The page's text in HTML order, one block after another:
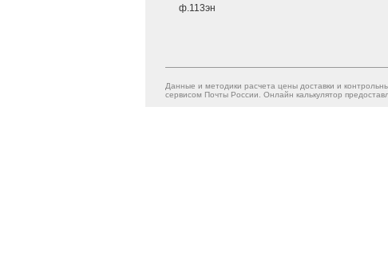
ф.113эн
Данные и методики расчета цены доставки и
сервисом Почты России. Онлайн калькулятор